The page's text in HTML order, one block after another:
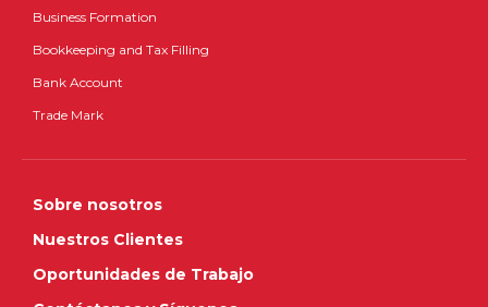
Business Formation
Bookkeeping and Tax Filling
Bank Account
Trade Mark
Sobre nosotros
Nuestros Clientes
Oportunidades de Trabajo